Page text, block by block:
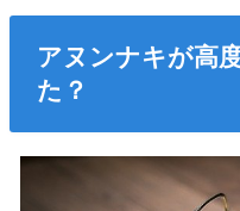
アヌンナキが高
た？